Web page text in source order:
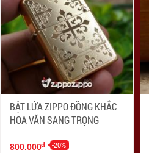
BẬT LỬA ZIPPO ĐỒNG KHẮC
HOA VĂN SANG TRỌNG
800.000đ -20%